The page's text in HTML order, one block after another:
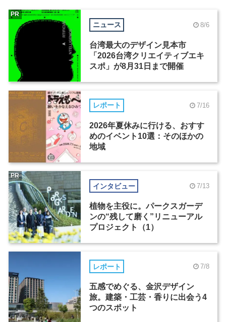
ニュース 8/6
台湾最大のデザイン見本市
「2026台湾クリエイティブエキ
スポ」が8月31日まで開催
PR
レポート 7/16
2026年夏休みに行ける、おすす
めのイベント10選：そのほかの
地域
インタビュー 7/13
植物を主役に。パークスガーデ
ンの“残して磨く”リニューアル
プロジェクト（1）
PR
レポート 7/8
五感でめぐる、金沢デザイン
旅。建築・工芸・香りに出会う4
つのスポット